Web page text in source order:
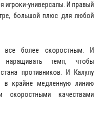
игроки-универсалы. И правый
большой плюс для любой
все более скоростным. И
наращивать темп, чтобы
противников. И Калулу
в крайне медленную линию
качествами